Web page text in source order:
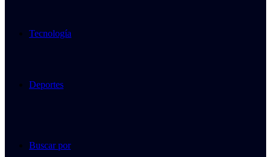
Tecnología
Deportes
Buscar por